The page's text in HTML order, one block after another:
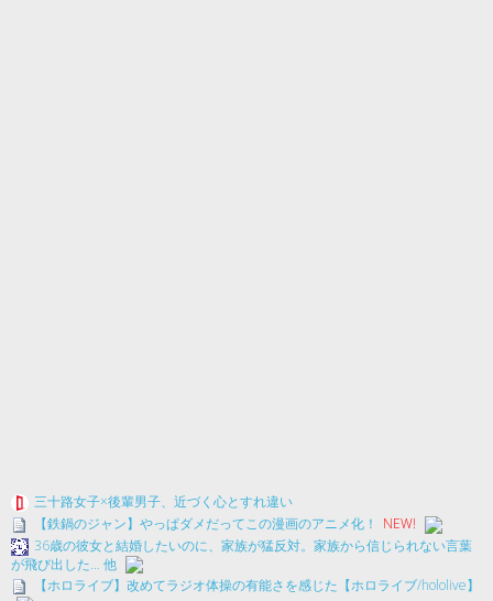
三十路女子×後輩男子、近づく心とすれ違い
【鉄鍋のジャン】やっぱダメだってこの漫画のアニメ化！
NEW!
36歳の彼女と結婚したいのに、家族が猛反対。家族から信じられない言葉
が飛び出した… 他
【ホロライブ】改めてラジオ体操の有能さを感じた【ホロライブ/hololive】